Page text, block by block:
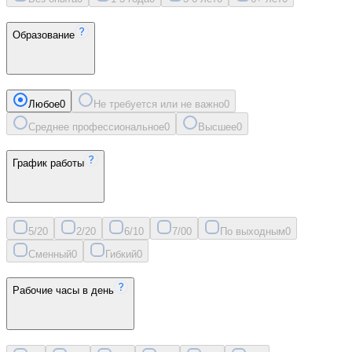
Образование
Любое0 Не требуется или не важно0
Среднее профессиональное0 Высшее0
График работы
5/20 2/20 6/10 7/00 По выходным0
Сменный0 Гибкий0
Рабочие часы в день